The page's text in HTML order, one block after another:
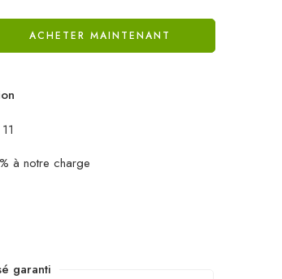
ACHETER MAINTENANT
à notre charge
garanti